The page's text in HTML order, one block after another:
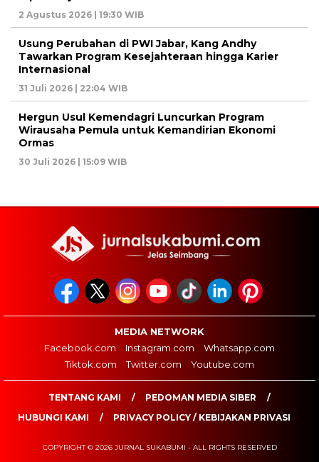
2 Agustus 2026 | 19:30 WIB
Usung Perubahan di PWI Jabar, Kang Andhy
Tawarkan Program Kesejahteraan hingga Karier
Internasional
31 Juli 2026 | 22:04 WIB
Hergun Usul Kemendagri Luncurkan Program
Wirausaha Pemula untuk Kemandirian Ekonomi
Ormas
30 Juli 2026 | 15:09 WIB
MEDIA NETWORK
Facebook.com
Instagram.com
Whatsapp.com
Tiktok.com
Twitter.com Youtube.com
TENTANG KAMI
PEDOMAN MEDIA SIBER
HUBUNGI KAMI
PRIVACY POLICY / KEBIJAKAN PRIVASI
COPYRIGHT © 2026 JURNAL SUKABUMI - ALL RIGHTS RESERVED